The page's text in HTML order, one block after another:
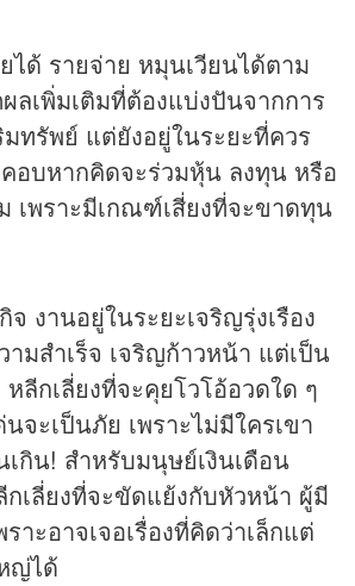
ได้ รายจ่าย หมุนเวียนได้ตาม
ลเพิ่มเติมที่ต้องแบ่งปันจากการ
ทรัพย์ แต่ยังอยู่ในระยะที่ควร
อบหากคิดจะร่วมหุ้น ลงทุน หรือ
เพราะมีเกณฑ์เสี่ยงที่จะขาดทุน
งานอยู่ในระยะเจริญรุ่งเรือง
มสำเร็จ เจริญก้าวหน้า แต่เป็น
หลีกเลี่ยงที่จะคุยโวโอ้อวดใด ๆ
จะเป็นภัย เพราะไม่มีใครเขา
เกิน! สำหรับมนุษย์เงินเดือน
เลี่ยงที่จะขัดแย้งกับหัวหน้า ผู้มี
าะอาจเจอเรื่องที่คิดว่าเล็กแต่
ญ่ได้